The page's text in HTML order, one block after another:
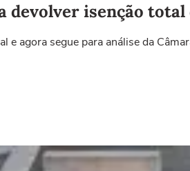
devolver isenção
e agora segue para análise da